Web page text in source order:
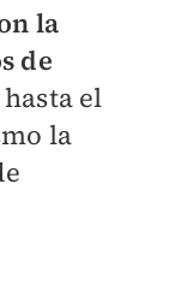
la
de
el
la